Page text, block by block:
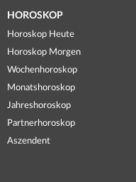
HOROSKOP
Horoskop Heute
Horoskop Morgen
Wochenhoroskop
Monatshoroskop
Jahreshoroskop
Partnerhoroskop
Aszendent